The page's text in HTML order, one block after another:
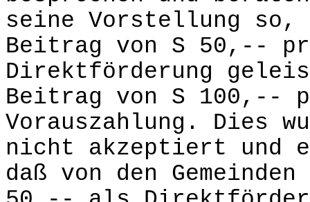
seine Vorstellung so,
Beitrag von S 50,--
Direktförderung
Beitrag von S 100,--
Vorauszahlung. Dies
nicht akzeptiert und
daß von den